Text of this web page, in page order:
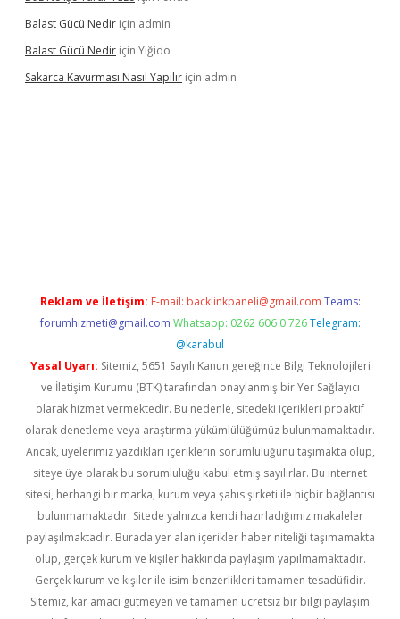
Balast Gücü Nedir için admin
Balast Gücü Nedir için Yiğido
Sakarca Kavurması Nasıl Yapılır için admin
Reklam ve İletişim: E-mail: backlinkpaneli@gmail.com Teams:
forumhizmeti@gmail.com Whatsapp: 0262 606 0 726 Telegram:
@karabul
Yasal Uyarı: Sitemiz, 5651 Sayılı Kanun gereğince Bilgi Teknolojileri
ve İletişim Kurumu (BTK) tarafından onaylanmış bir Yer Sağlayıcı
olarak hizmet vermektedir. Bu nedenle, sitedeki içerikleri proaktif
olarak denetleme veya araştırma yükümlülüğümüz bulunmamaktadır.
Ancak, üyelerimiz yazdıkları içeriklerin sorumluluğunu taşımakta olup,
siteye üye olarak bu sorumluluğu kabul etmiş sayılırlar. Bu internet
sitesi, herhangi bir marka, kurum veya şahıs şirketi ile hiçbir bağlantısı
bulunmamaktadır. Sitede yalnızca kendi hazırladığımız makaleler
paylaşılmaktadır. Burada yer alan içerikler haber niteliği taşımamakta
olup, gerçek kurum ve kişiler hakkında paylaşım yapılmamaktadır.
Gerçek kurum ve kişiler ile isim benzerlikleri tamamen tesadüfidir.
Sitemiz, kar amacı gütmeyen ve tamamen ücretsiz bir bilgi paylaşım